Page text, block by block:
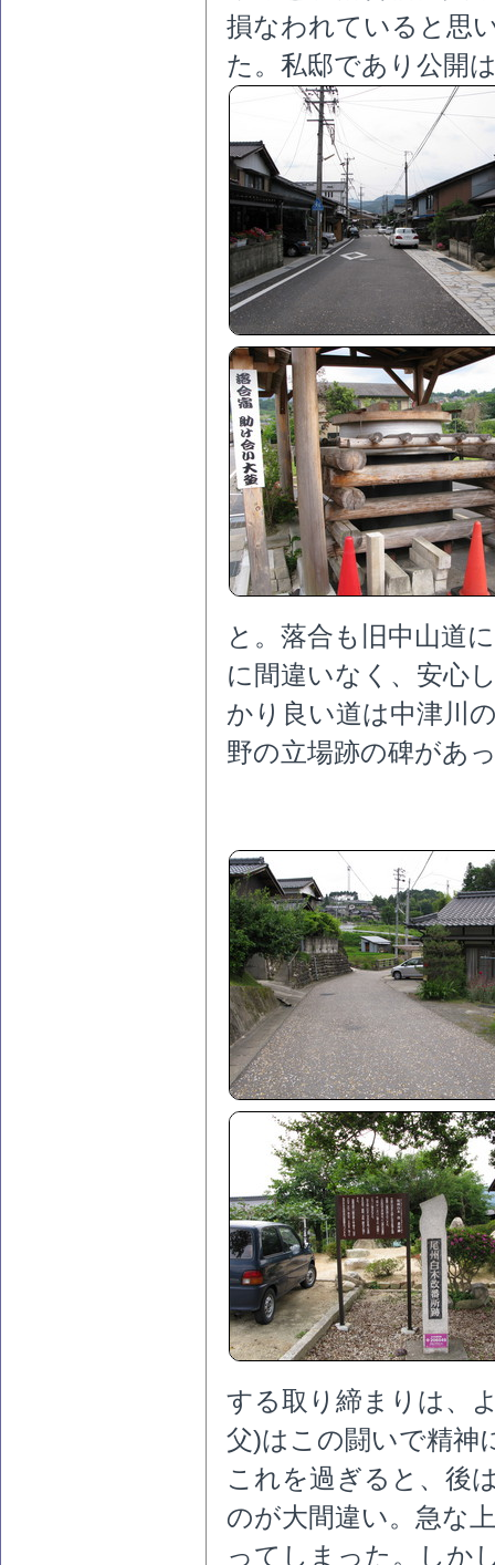
損なわれていると思
た。私邸であり公開
と。落合も旧中山道
に間違いなく、安心
かり良い道は中津川
野の立場跡の碑があ
する取り締まりは、
父)はこの闘いで精神
これを過ぎると、後
のが大間違い。急な
ってしまった。しか